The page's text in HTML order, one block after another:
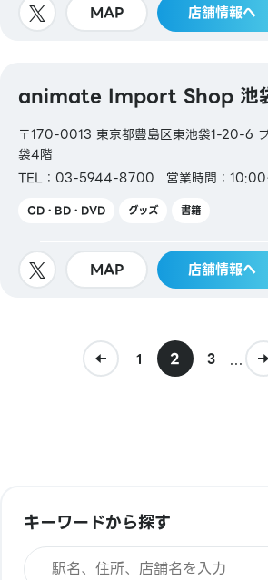
MAP 店舗情報へ
animate Import Shop 池
〒170-0013 東京都豊島区東池袋1-20-6
袋4階
TEL：03-5944-8700
営業時間：
CD・BD・DVD グッズ 書籍
MAP 店舗情報へ
1 2 3 ...
キーワードから探す